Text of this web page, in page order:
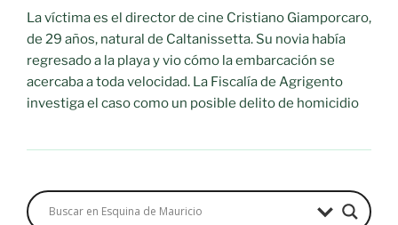
La víctima es el director de cine Cristiano Giamporcaro,
de 29 años, natural de Caltanissetta. Su novia había
regresado a la playa y vio cómo la embarcación se
acercaba a toda velocidad. La Fiscalía de Agrigento
investiga el caso como un posible delito de homicidio